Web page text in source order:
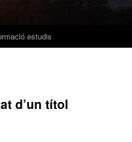
estudis
d’un títol